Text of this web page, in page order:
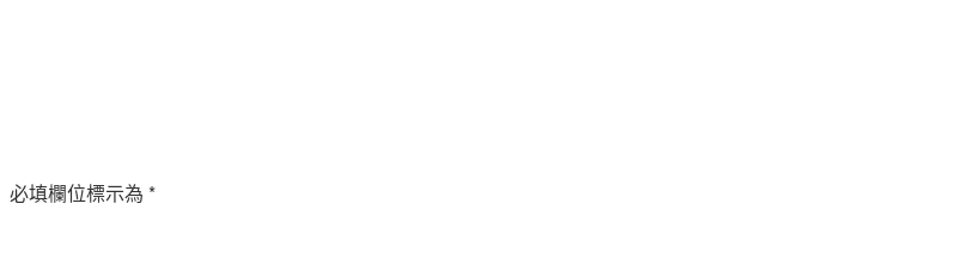
必填欄位標示為 *